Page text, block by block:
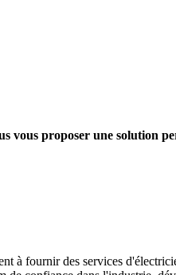
vous proposer une solution
à fournir des services